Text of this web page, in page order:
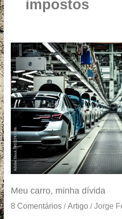
impostos
Meu carro, minha dívida
8 Comentários /Artigo /Jorge
Meu
carro,
minha
dívida